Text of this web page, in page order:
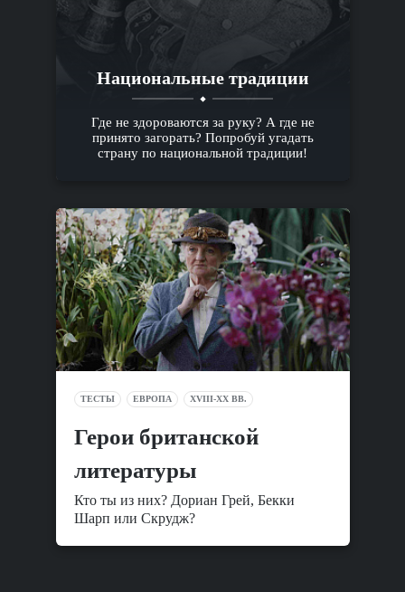
Национальные традиции
Где не здороваются за руку? А где не
принято загорать? Попробуй угадать
страну по национальной традиции!
ТЕСТЫ ЕВРОПА XVIII-XX ВВ.
Герои британской
литературы
Кто ты из них? Дориан Грей, Бекки
Шарп или Скрудж?